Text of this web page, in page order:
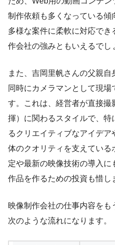
制作依頼も多くなっている傾
多様な案件に柔軟に対応でき
作会社の強みともいえるでし
また、吉岡里帆さんの父親
同時にカメラマンとして現
す。これは、経営者が直接
揮）に関わるスタイルで、
るクリエイティブなアイデ
体のクオリティを支えてい
定や最新の映像技術の導入
作品を作るための投資も惜し
映像制作会社の仕事内容をも
次のような流れになります。